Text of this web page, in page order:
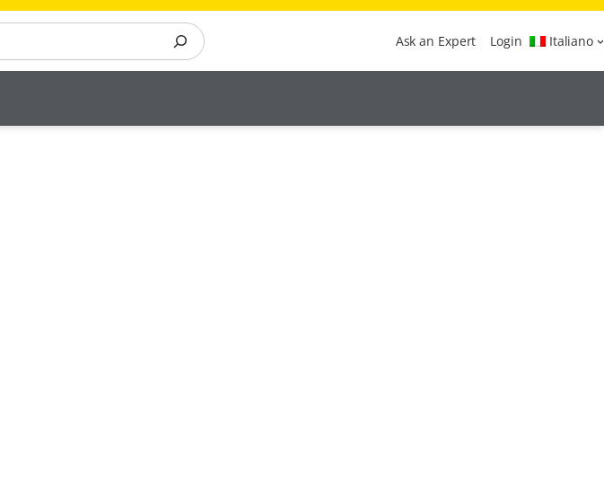
Ask an Expert Login Italiano